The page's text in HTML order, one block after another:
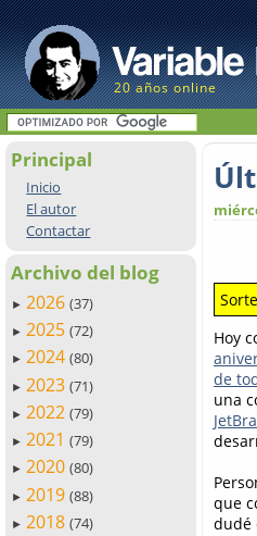
20 años online
Principal
Inicio
El autor
Contactar
Archivo del blog
► 2026 (37)
► 2025 (72)
► 2024 (80)
► 2023 (71)
► 2022 (79)
► 2021 (79)
► 2020 (80)
► 2019 (88)
► 2018 (74)
Hoy
de
una
que
dudé